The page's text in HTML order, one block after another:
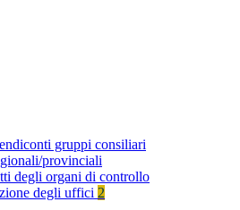
gruppi consiliari
provinciali
degli organi di controllo
degli uffici 2